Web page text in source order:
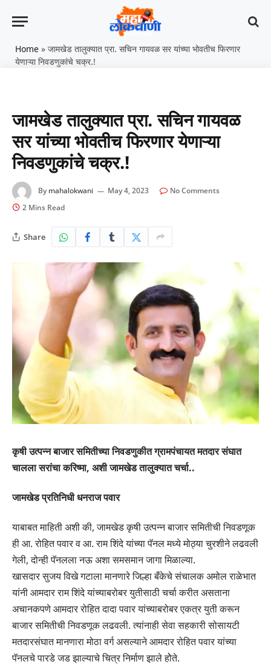
Home » जामखेड तालुक्यात प्रा. सचिन गायवळ सर यांच्या भोवतीच फिरणार
येणाऱ्या निवडणुकांचे चक्र.!
जामखेड तालुक्यात प्रा. सचिन गायवळ
सर यांच्या भोवतीच फिरणार येणाऱ्या
निवडणुकांचे चक्र.!
By mahalokwani May 4, 2023
No Comments
2 Mins Read
Share
कृषी उत्पन्न बाजार समितीच्या निवडणुकीत ग्रामपंचायत मतदार संघात
चालला सरांचा करिष्मा, अशी जामखेड तालुक्यात चर्चा..
जामखेड प्रतिनिधी धनराज पवार
याबाबत माहिती अशी की, जामखेड कृषी उत्पन्न बाजार समितीची निवडणूक
ही आ. रोहित पवार व आ. राम शिंदे यांच्या पॅनल मध्ये मोठ्या चुरशीने लढवली
गेली, दोन्ही पॅनलला नऊ अशा समसमान जागा मिळाल्या.
खासदार सुजय विखे गटाला मानणारे जिल्हा बँकेचे संचालक अमोल राळेभात
यांनी आमदार राम शिंदे यांच्याबरोबर युतीसाठी चर्चा करीत असताना
अचानकपणे आमदार रोहित दादा पवार यांच्याबरोबर एकत्र युती करून
बाजार समितीची निवडणूक लढवली. त्यांनाही सेवा सहकारी सोसायटी
मतदारसंघात मानणारा मोठा वर्ग असल्याने आमदार रोहित पवार यांच्या
पॅनलचे पारडे जड झाल्याचे चित्र निर्माण झाले होेते.